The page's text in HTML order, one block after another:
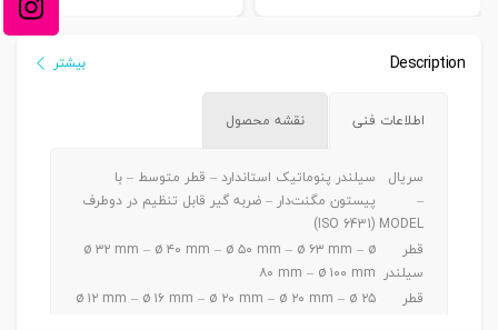
Description بیشتر
اطلاعات فنی نقشه محصول
سریال
–
MODEL
سیلندر پنوماتیک استاندارد – قطر متوسط – با
پیستون مگنت‌دار – ضربه گیر قابل تنظیم در دوطرف
(ISO 6431)
قطر
سیلندر
ø ۳۲ mm – ø ۴۰ mm – ø ۵۰ mm – ø ۶۳ mm – ø
۸۰ mm – ø ۱۰۰ mm
قطر
ø ۱۲ mm – ø ۱۶ mm – ø ۲۰ mm – ø ۲۰ mm – ø ۲۵